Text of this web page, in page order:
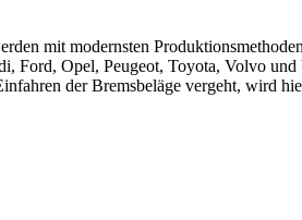
mit modernsten
Ford, Opel, Peugeot, Toyota, Volvo
der Bremsbeläge vergeht, wird